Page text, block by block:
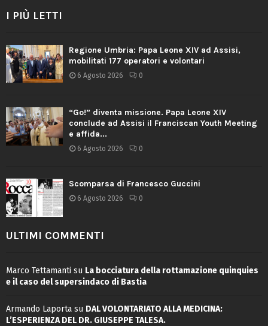
I PIÙ LETTI
Regione Umbria: Papa Leone XIV ad Assisi,
mobilitati 177 operatori e volontari
6 Agosto 2026 0
“Go!” diventa missione. Papa Leone XIV
conclude ad Assisi il Franciscan Youth Meeting
e affida...
6 Agosto 2026 0
Scomparsa di Francesco Guccini
6 Agosto 2026 0
ULTIMI COMMENTI
Marco Tettamanti su La bocciatura della rottamazione quinquies
e il caso del supersindaco di Bastia
Armando Laporta su DAL VOLONTARIATO ALLA MEDICINA:
L’ESPERIENZA DEL DR. GIUSEPPE TALESA.